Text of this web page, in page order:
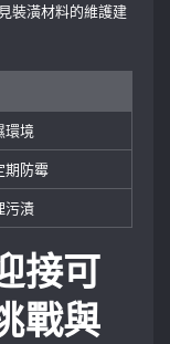
裝潢材料的維護建
環境
期防霉
污漬
接可
戰與